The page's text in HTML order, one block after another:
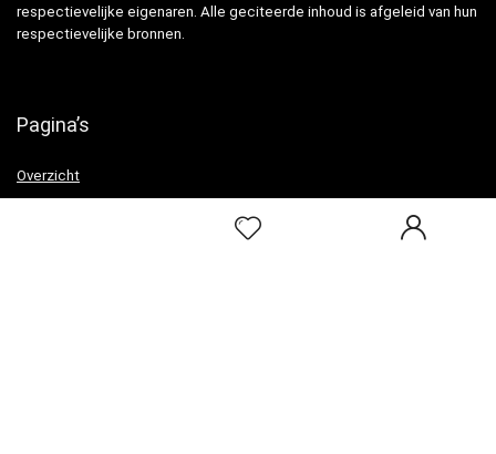
respectievelijke eigenaren. Alle geciteerde inhoud is afgeleid van hun
respectievelijke bronnen.
Pagina’s
Overzicht